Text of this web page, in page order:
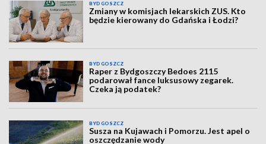
BYDGOSZCZ
Zmiany w komisjach lekarskich ZUS. Kto
będzie kierowany do Gdańska i Łodzi?
BYDGOSZCZ
Raper z Bydgoszczy Bedoes 2115
podarował fance luksusowy zegarek.
Czeka ją podatek?
BYDGOSZCZ
Susza na Kujawach i Pomorzu. Jest apel o
oszczędzanie wody